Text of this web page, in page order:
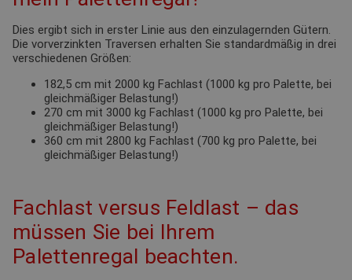
Dies ergibt sich in erster Linie aus den einzulagernden Gütern.
Die vorverzinkten Traversen erhalten Sie standardmäßig in drei
verschiedenen Größen:
182,5 cm mit 2000 kg Fachlast (1000 kg pro Palette, bei
gleichmäßiger Belastung!)
270 cm mit 3000 kg Fachlast (1000 kg pro Palette, bei
gleichmäßiger Belastung!)
360 cm mit 2800 kg Fachlast (700 kg pro Palette, bei
gleichmäßiger Belastung!)
Fachlast versus Feldlast – das
müssen Sie bei Ihrem
Palettenregal beachten.